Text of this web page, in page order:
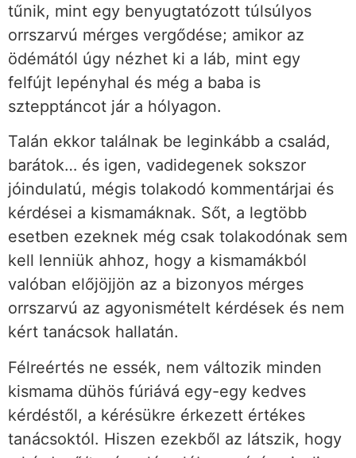
tűnik, mint egy benyugtatózott túlsúlyos
orrszarvú mérges vergődése; amikor az
ödémától úgy nézhet ki a láb, mint egy
felfújt lepényhal és még a baba is
sztepptáncot jár a hólyagon.
Talán ekkor találnak be leginkább a család,
barátok… és igen, vadidegenek sokszor
jóindulatú, mégis tolakodó kommentárjai és
kérdései a kismamáknak. Sőt, a legtöbb
esetben ezeknek még csak tolakodónak sem
kell lenniük ahhoz, hogy a kismamákból
valóban előjöjjön az a bizonyos mérges
orrszarvú az agyonismételt kérdések és nem
kért tanácsok hallatán.
Félreértés ne essék, nem változik minden
kismama dühös fúriává egy-egy kedves
kérdéstől, a kérésükre érkezett értékes
tanácsoktól. Hiszen ezekből az látszik, hogy